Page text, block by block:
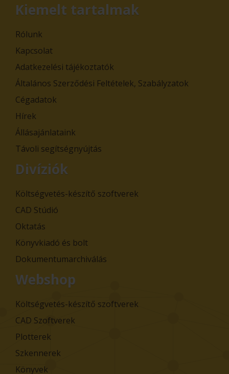
Kiemelt tartalmak
Rólunk
Kapcsolat
Adatkezelési tájékoztatók
Általános Szerződési Feltételek, Szabályzatok
Cégadatok
Hírek
Állásajánlataink
Távoli segítségnyújtás
Divíziók
Költségvetés-készítő szoftverek
CAD Stúdió
Oktatás
Könyvkiadó és bolt
Dokumentumarchiválás
Webshop
Költségvetés-készítő szoftverek
CAD Szoftverek
Plotterek
Szkennerek
Könyvek